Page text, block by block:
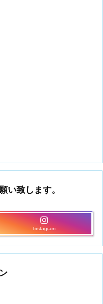
い致します。
Instagram